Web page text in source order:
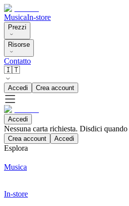
MusicaIn-store
Prezzi
Risorse
Contatto
🇮🇹
Accedi Crea account
Accedi
Nessuna carta richiesta. Disdici
Crea account Accedi
Esplora
Musica
In-store